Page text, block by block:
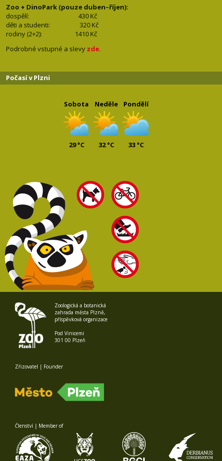
Zoo + DinoPark (pouze duben–říjen):
dospělí: 430 Kč
děti a studenti: 320 Kč
rodiny (2+2): 1410 Kč
Podrobné vstupné a slevy zde.
Počasí v Plzni
Sobota
29 °C
Neděle
32 °C
Pondělí
33 °C
Zoologická a botanická
zahrada města Plzně,
příspěvková organizace
Pod Vinicemi
301 00 Plzeň
Zřizovatel | Founder
Členství | Member of